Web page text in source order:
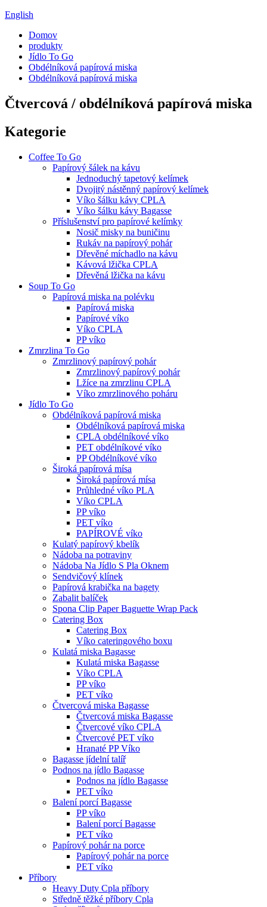
English
Domov
produkty
Jídlo To Go
Obdélníková papírová miska
Obdélníková papírová miska
Čtvercová / obdélníková papírová miska
Kategorie
Coffee To Go
Papírový šálek na kávu
Jednoduchý tapetový kelímek
Dvojitý nástěnný papírový kelímek
Víko šálku kávy CPLA
Víko šálku kávy Bagasse
Příslušenství pro papírové kelímky
Nosič misky na buničinu
Rukáv na papírový pohár
Dřevěné míchadlo na kávu
Kávová lžička CPLA
Dřevěná lžička na kávu
Soup To Go
Papírová miska na polévku
Papírová miska
Papírové víko
Víko CPLA
PP víko
Zmrzlina To Go
Zmrzlinový papírový pohár
Zmrzlinový papírový pohár
Lžíce na zmrzlinu CPLA
Víko zmrzlinového poháru
Jídlo To Go
Obdélníková papírová miska
Obdélníková papírová miska
CPLA obdélníkové víko
PET obdélníkové víko
PP Obdélníkové víko
Široká papírová mísa
Široká papírová mísa
Průhledné víko PLA
Víko CPLA
PP víko
PET víko
PAPÍROVÉ víko
Kulatý papírový kbelík
Nádoba na potraviny
Nádoba Na Jídlo S Pla Oknem
Sendvičový klínek
Papírová krabička na bagety
Zabalit balíček
Spona Clip Paper Baguette Wrap Pack
Catering Box
Catering Box
Víko cateringového boxu
Kulatá miska Bagasse
Kulatá miska Bagasse
Víko CPLA
PP víko
PET víko
Čtvercová miska Bagasse
Čtvercová miska Bagasse
Čtvercové víko CPLA
Čtvercové PET víko
Hranaté PP Víko
Bagasse jídelní talíř
Podnos na jídlo Bagasse
Podnos na jídlo Bagasse
PET víko
Balení porcí Bagasse
PP víko
Balení porcí Bagasse
PET víko
Papírový pohár na porce
Papírový pohár na porce
PET víko
Příbory
Heavy Duty Cpla příbory
Středně těžké příbory Cpla